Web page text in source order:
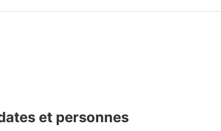
et personnes